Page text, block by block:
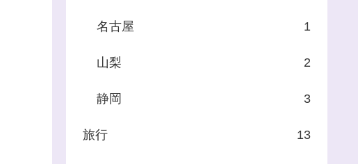
名古屋 1
山梨 2
静岡 3
旅行 13